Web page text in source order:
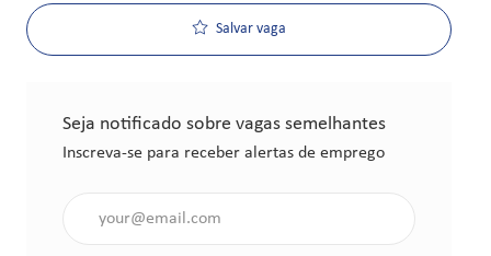
Salvar vaga
Seja notificado sobre vagas semelhantes
Inscreva-se para receber alertas de emprego